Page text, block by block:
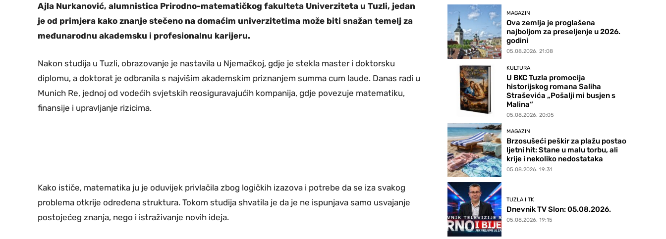
Ajla Nurkanović, alumnistica Prirodno-matematičkog fakulteta Univerziteta u Tuzli, jedan
je od primjera kako znanje stečeno na domaćim univerzitetima može biti snažan temelj za
međunarodnu akademsku i profesionalnu karijeru.
Nakon studija u Tuzli, obrazovanje je nastavila u Njemačkoj, gdje je stekla master i doktorsku
diplomu, a doktorat je odbranila s najvišim akademskim priznanjem summa cum laude. Danas radi u
Munich Re, jednoj od vodećih svjetskih reosiguravajućih kompanija, gdje povezuje matematiku,
finansije i upravljanje rizicima.
Kako ističe, matematika ju je oduvijek privlačila zbog logičkih izazova i potrebe da se iza svakog
problema otkrije određena struktura. Tokom studija shvatila je da je ne ispunjava samo usvajanje
postojećeg znanja, nego i istraživanje novih ideja.
MAGAZIN
Ova zemlja je proglašena
najboljom za preseljenje u 2026.
godini
05.08.2026. 21:08
KULTURA
U BKC Tuzla promocija
historijskog romana Saliha
Straševića „Pošalji mi busjen s
Malina“
05.08.2026. 20:05
MAGAZIN
Brzosušeći peškir za plažu postao
ljetni hit: Stane u malu torbu, ali
krije i nekoliko nedostataka
05.08.2026. 19:31
TUZLA I TK
Dnevnik TV Slon: 05.08.2026.
05.08.2026. 19:15